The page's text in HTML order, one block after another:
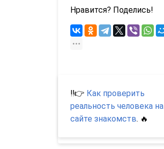
Нравится? Поделись!
‼️👉 Как проверить
реальность человека на
сайте знакомств. 🔥